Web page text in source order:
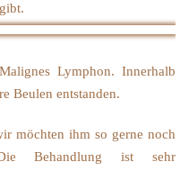
a
o
Lymphon. Innerhalb
Beulen entstanden.
möchten ihm so gerne noch
Behandlung ist sehr